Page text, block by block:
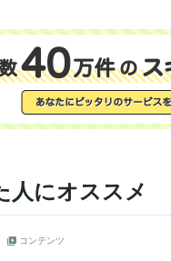
人にオススメ
コンテンツ